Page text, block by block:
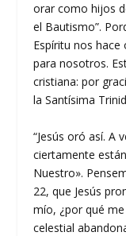
orar como hijos
el Bautismo”.
Espíritu nos hace
para nosotros.
cristiana: por
la Santísima
“Jesús oró así. A
ciertamente
Nuestro».
22, que Jesús
mío, ¿por qué
celestial